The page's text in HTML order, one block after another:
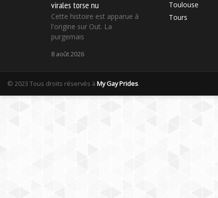
virales torse nu
Cette histoire est apparue à
l'origine sur Out. La
purgemais
8 août 2026
Toulouse
Tours
© 2023 Tous droits réservés à My Gay Prides.